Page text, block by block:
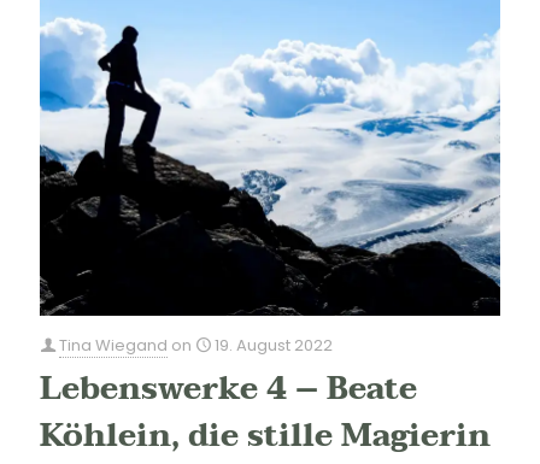
Tina Wiegand on 19. August 2022
Lebenswerke 4 – Beate
Köhlein, die stille Magierin